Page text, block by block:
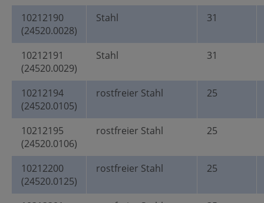
10212190
(24520.0028)
Stahl 31
10212191
(24520.0029)
Stahl 31
10212194
(24520.0105)
rostfreier Stahl 25
10212195
(24520.0106)
rostfreier Stahl 25
10212200
(24520.0125)
rostfreier Stahl 25